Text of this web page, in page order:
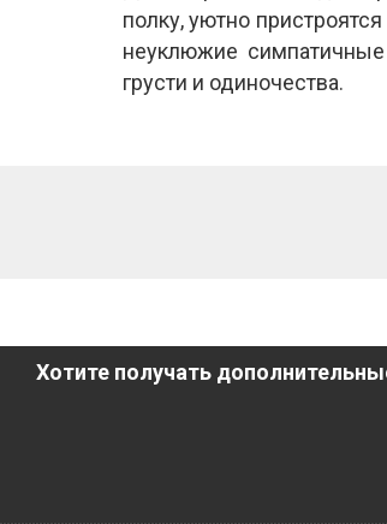
полку, уютно
неуклюжие
грусти и одиночества.
Хотите получать